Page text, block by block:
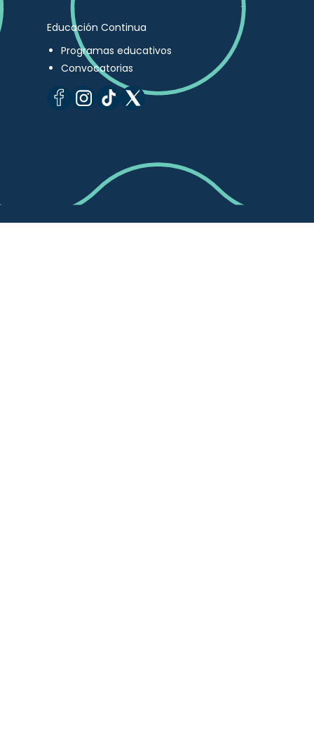
Educación Continua
Programas educativos
Convocatorias